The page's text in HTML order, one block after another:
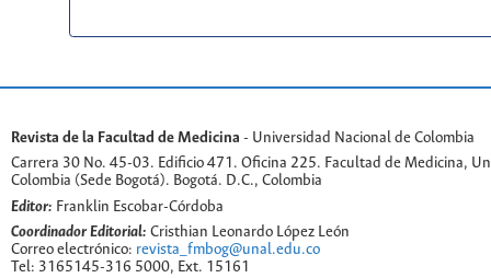
Revista de la Facultad de Medicina - Universidad Nacional de Colombia
Carrera 30 No. 45-03. Edificio 471. Oficina 225. Facultad de Medicina,
Colombia (Sede Bogotá). Bogotá. D.C., Colombia
Editor: Franklin Escobar-Córdoba
Coordinador Editorial: Cristhian Leonardo López León
Correo electrónico: revista_fmbog@unal.edu.co
Tel: 3165145-316 5000, Ext. 15161